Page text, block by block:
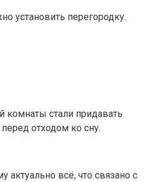
установить перегородку.
комнаты стали придавать
отходом ко сну.
актуально всё, что связано с